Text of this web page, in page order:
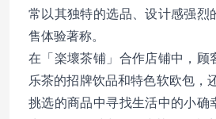
常以其独特的选品、设计感强烈
售体验著称。
在「楽壞茶铺」合作店铺中，顾
乐茶的招牌饮品和特色软欧包，
挑选的商品中寻找生活中的小确